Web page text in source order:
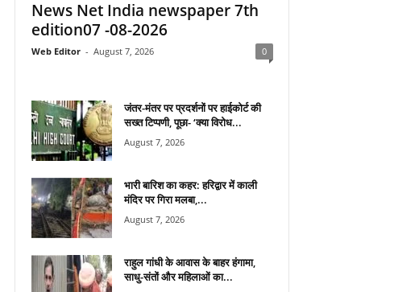
News Net India newspaper 7th
edition07 -08-2026
Web Editor - August 7, 2026 0
जंतर-मंतर पर प्रदर्शनों पर हाईकोर्ट की
सख्त टिप्पणी, पूछा- ‘क्या विरोध...
August 7, 2026
भारी बारिश का कहर: हरिद्वार में काली
मंदिर पर गिरा मलबा,...
August 7, 2026
राहुल गांधी के आवास के बाहर हंगामा,
साधु-संतों और महिलाओं का...